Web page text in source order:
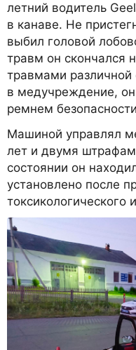
летний водитель
в канаве. Не
выбил головой
травм он скончался
травмами различной
в медучреждение,
ремнем
Машиной управлял
лет и двумя
состоянии он
установлено после
токсикологического